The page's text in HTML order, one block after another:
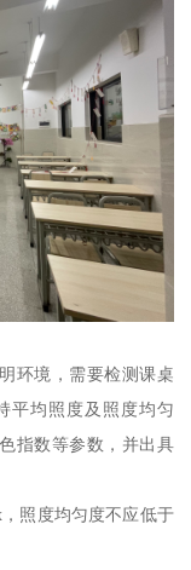
环境，需要检测课桌
平均照度及照度均匀
指数等参数，并出具
照度均匀度不应低于